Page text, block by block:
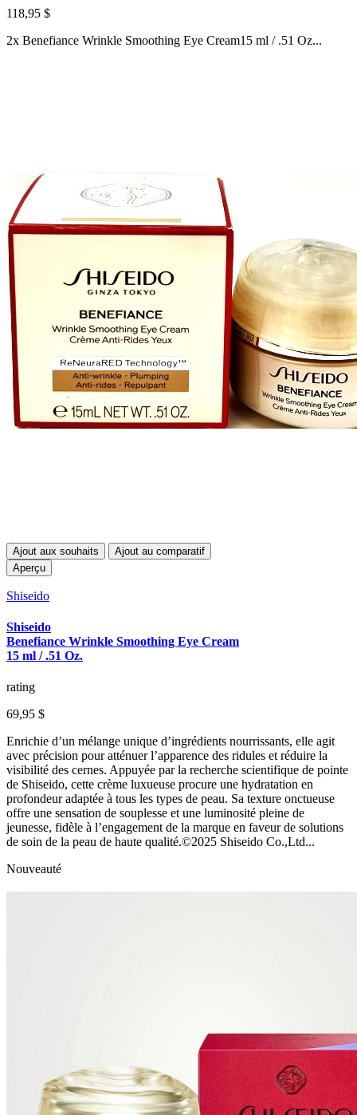
118,95 $
2x Benefiance Wrinkle Smoothing Eye Cream15 ml / .51 Oz...
Ajout aux souhaits
Ajout au comparatif
Aperçu
Shiseido
Shiseido
Benefiance Wrinkle Smoothing Eye Cream
15 ml / .51 Oz.
rating
69,95 $
Enrichie d’un mélange unique d’ingrédients nourrissants, elle agit
avec précision pour atténuer l’apparence des ridules et réduire la
visibilité des cernes. Appuyée par la recherche scientifique de pointe
de Shiseido, cette crème luxueuse procure une hydratation en
profondeur adaptée à tous les types de peau. Sa texture onctueuse
offre une sensation de souplesse et une luminosité pleine de
jeunesse, fidèle à l’engagement de la marque en faveur de solutions
de soin de la peau de haute qualité.©2025 Shiseido Co.,Ltd...
Nouveauté